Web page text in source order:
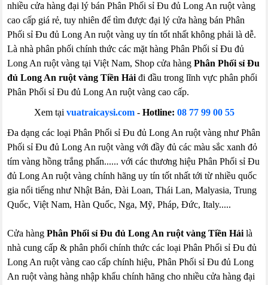
nhiều cửa hàng đại lý bán Phân Phối sỉ Đu đủ Long An ruột vàng
cao cấp giá rẻ, tuy nhiên để tìm được đại lý cửa hàng bán Phân
Phối sỉ Đu đủ Long An ruột vàng uy tín tốt nhất không phải là dễ.
Là nhà phân phối chính thức các mặt hàng Phân Phối sỉ Đu đủ
Long An ruột vàng tại Việt Nam, Shop cửa hàngPhân Phối sỉ Đu
đủ Long An ruột vàng Tiền Hải đi đầu trong lĩnh vực phân phối
Phân Phối sỉ Đu đủ Long An ruột vàng cao cấp.
Xem tại vuatraicaysi.com- Hotline: 08 77 99 00 55
Đa dạng các loại Phân Phối sỉ Đu đủ Long An ruột vàng như Phân
Phối sỉ Đu đủ Long An ruột vàng với đầy đủ các màu sắc xanh đỏ
tím vàng hồng trắng phấn...... với các thương hiệu Phân Phối sỉ Đu
đủ Long An ruột vàng chính hãng uy tín tốt nhất tới từ nhiều quốc
gia nổi tiếng như Nhật Bản, Đài Loan, Thái Lan, Malyasia, Trung
Quốc, Việt Nam, Hàn Quốc, Nga, Mỹ, Pháp, Đức, Italy.....
Cửa hàngPhân Phối sỉ Đu đủ Long An ruột vàng Tiền Hải là
nhà cung cấp & phân phối chính thức các loại Phân Phối sỉ Đu đủ
Long An ruột vàng cao cấp chính hiệu, Phân Phối sỉ Đu đủ Long
An ruột vàng hàng nhập khẩu chính hãng cho nhiều cửa hàng đại